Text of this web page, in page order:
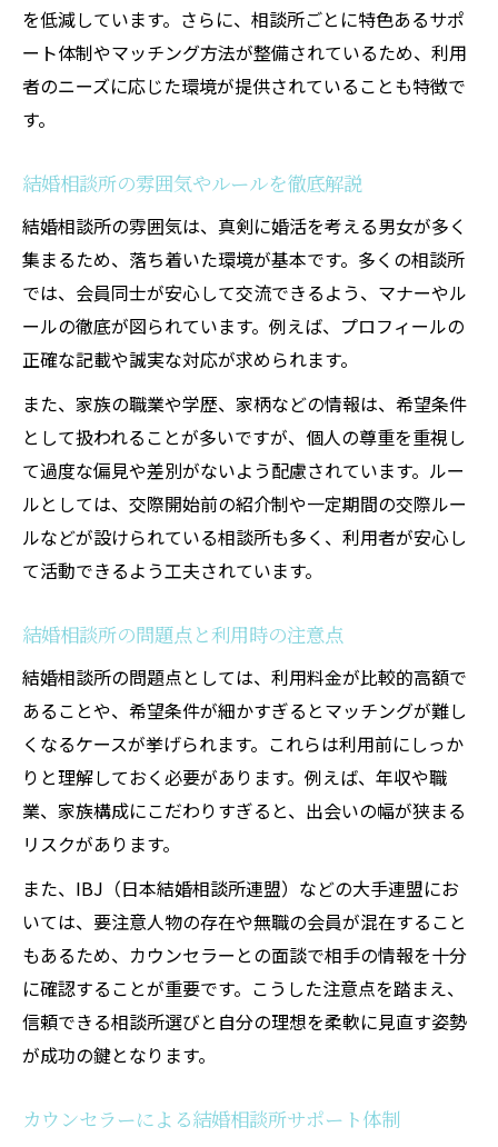
理想の相手へ一歩近づく結婚相談所活用術
結婚相談所を活用して理想の相手像を明確
にする
結婚相談所のカウンセラーサポート活用ポ
イント
成婚率アップに繋がる結婚相談所の使い方
結婚相談所の環境で出会いを広げるコツ
家族や家柄の扱いに悩む方必見の相談所事情
る理由
家族の職業や学歴が気になる方への結婚相
談所対策
結婚相談所で片親家庭の場合の配慮ポイン
家柄に悩む方が安心できる結婚相談所の選
び方
自分に合う結婚相談所環境を見極める方法
結婚相談所環境の違いを見極めるチェック
ポイント
自分に合う結婚相談所を選ぶための比較方
法
結婚相談所の雰囲気が合うか確認するコツ
相談所のサポート体制を徹底比較するポイ
ント
結婚相談所選びで後悔しないための視点
成婚率アップへ導く相談所の雰囲気とは
結婚相談所の雰囲気が成婚率に与える影響
安心して活動できる結婚相談所の空間作り
を低減しています。さらに、相談所ごとに特色あるサポ
ート体制やマッチング方法が整備されているため、利用
者のニーズに応じた環境が提供されていることも特徴で
す。
結婚相談所の雰囲気やルールを徹底解説
結婚相談所の雰囲気は、真剣に婚活を考える男女が多く
集まるため、落ち着いた環境が基本です。多くの相談所
では、会員同士が安心して交流できるよう、マナーやル
ールの徹底が図られています。例えば、プロフィールの
正確な記載や誠実な対応が求められます。
また、家族の職業や学歴、家柄などの情報は、希望条件
として扱われることが多いですが、個人の尊重を重視し
て過度な偏見や差別がないよう配慮されています。ルー
ルとしては、交際開始前の紹介制や一定期間の交際ルー
ルなどが設けられている相談所も多く、利用者が安心し
て活動できるよう工夫されています。
結婚相談所の問題点と利用時の注意点
結婚相談所の問題点としては、利用料金が比較的高額で
あることや、希望条件が細かすぎるとマッチングが難し
くなるケースが挙げられます。これらは利用前にしっか
りと理解しておく必要があります。例えば、年収や職
業、家族構成にこだわりすぎると、出会いの幅が狭まる
リスクがあります。
また、IBJ（日本結婚相談所連盟）などの大手連盟にお
いては、要注意人物の存在や無職の会員が混在すること
もあるため、カウンセラーとの面談で相手の情報を十分
に確認することが重要です。こうした注意点を踏まえ、
信頼できる相談所選びと自分の理想を柔軟に見直す姿勢
が成功の鍵となります。
カウンセラーによる結婚相談所サポート体制